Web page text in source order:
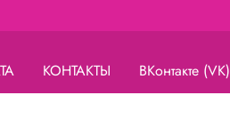
КОНТАКТЫ ВКонтакте (VK)